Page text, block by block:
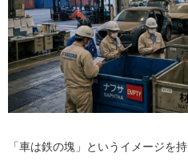
「車は鉄の塊」というイメージを